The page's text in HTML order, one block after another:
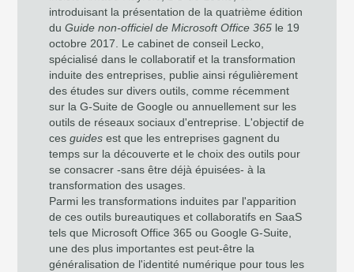
introduisant la présentation de la quatrième édition
duGuide non-officiel de Microsoft Office 365 le 19
octobre 2017. Le cabinet de conseil Lecko,
spécialisé dans le collaboratif et la transformation
induite des entreprises, publie ainsi régulièrement
des études sur divers outils, comme récemment
sur la G-Suite de Google ou annuellement sur les
outils de réseaux sociaux d'entreprise. L'objectif de
cesguides est que les entreprises gagnent du
temps sur la découverte et le choix des outils pour
se consacrer -sans être déjà épuisées- à la
transformation des usages.
Parmi les transformations induites par l'apparition
de ces outils bureautiques et collaboratifs en SaaS
tels que Microsoft Office 365 ou Google G-Suite,
une des plus importantes est peut-être la
généralisation de l'identité numérique pour tous les